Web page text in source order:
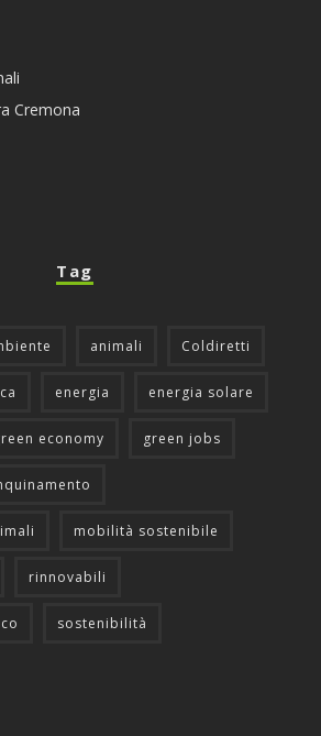
Cremona
Tag
animali Coldiretti
energia energia solare
economy green jobs
mobilità sostenibile
rinnovabili
sostenibilità